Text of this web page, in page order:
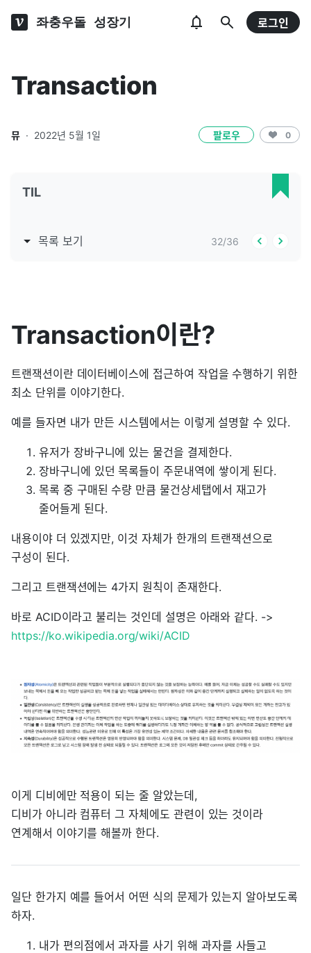
좌충우돌 성장기 로그인
Transaction
뮤 · 2022년 5월 1일 팔로우 0
TIL
목록 보기 32/36
Transaction이란?
트랜잭션이란 데이터베이스에 접근하여 작업을 수행하기 위한
최소 단위를 이야기한다.
예를 들자면 내가 만든 시스템에서는 이렇게 설명할 수 있다.
유저가 장바구니에 있는 물건을 결제한다.
장바구니에 있던 목록들이 주문내역에 쌓이게 된다.
목록 중 구매된 수량 만큼 물건상세탭에서 재고가
줄어들게 된다.
내용이야 더 있겠지만, 이것 자체가 한개의 트랜잭션으로
구성이 된다.
그리고 트랜잭션에는 4가지 원칙이 존재한다.
바로 ACID이라고 불리는 것인데 설명은 아래와 같다. ->
https://ko.wikipedia.org/wiki/ACID
이게 디비에만 적용이 되는 줄 알았는데,
디비가 아니라 컴퓨터 그 자체에도 관련이 있는 것이라
연계해서 이야기를 해볼까 한다.
일단 한가지 예를 들어서 어떤 식의 문제가 있는지 알아보도록
하자.
내가 편의점에서 과자를 사기 위해 과자를 사들고